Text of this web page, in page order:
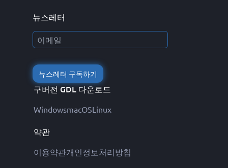
뉴스레터
뉴스레터 구독하기
구버전 GDL 다운로드
WindowsmacOSLinux
약관
이용약관개인정보처리방침